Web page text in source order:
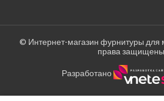
© Интернет-магазин фурнитуры для
права
Разработано